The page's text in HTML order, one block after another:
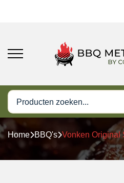
Home BBQ's Vonken Original